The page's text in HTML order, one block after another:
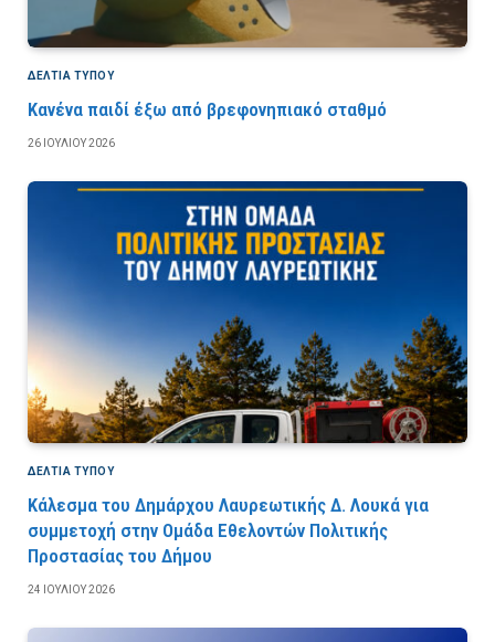
ΔΕΛΤΙΑ ΤΥΠΟΥ
Κανένα παιδί έξω από βρεφονηπιακό σταθμό
26 ΙΟΥΛΊΟΥ 2026
ΔΕΛΤΙΑ ΤΥΠΟΥ
Κάλεσμα του Δημάρχου Λαυρεωτικής Δ. Λουκά για
συμμετοχή στην Ομάδα Εθελοντών Πολιτικής
Προστασίας του Δήμου
24 ΙΟΥΛΊΟΥ 2026